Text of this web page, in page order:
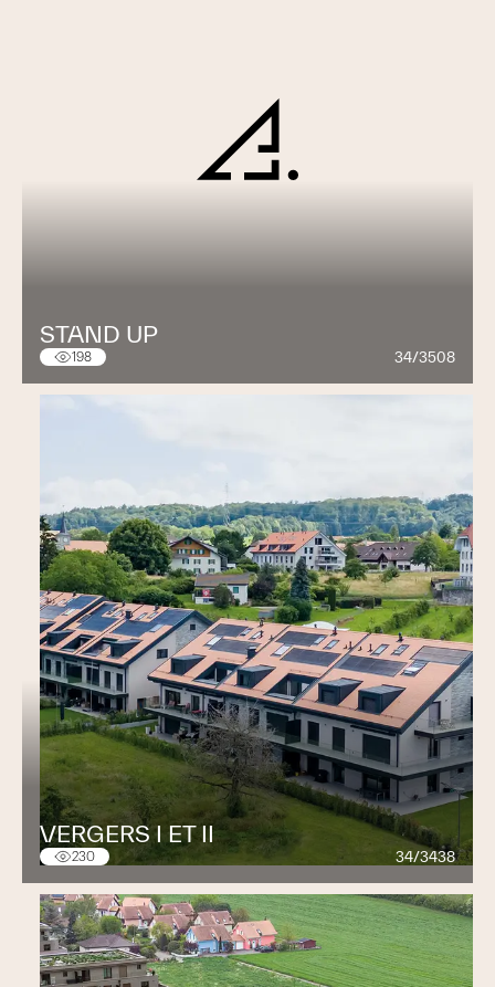
STAND UP
198 34/3508
VERGERS I ET II
230 34/3438